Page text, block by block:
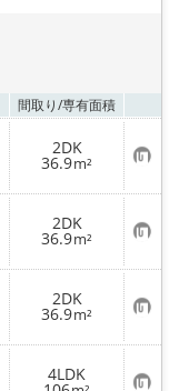
間取り/専有面積
2DK
36.9m² お
気
に
入
り
登
録
2DK
36.9m² お
気
に
入
り
登
録
2DK
36.9m² お
気
に
入
り
4LDK